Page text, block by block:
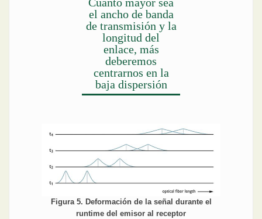
Cuanto mayor sea
el ancho de banda
de transmisión y la
longitud del
enlace, más
deberemos
centrarnos en la
baja dispersión
Figura 5. Deformación de la señal durante el
runtime del emisor al receptor